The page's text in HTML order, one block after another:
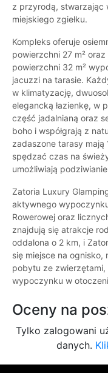
z przyrodą, stwarzając
miejskiego zgiełku.
Kompleks oferuje
powierzchni 27 m²
powierzchni 32 m²
jacuzzi na tarasie.
w klimatyzację,
elegancką łazienkę, w
część jadalnianą oraz
boho i współgrają z
zadaszone tarasy mają
spędzać czas na
umożliwiają
Zatoria Luxury
aktywnego
Rowerowej oraz
znajdują się atrakcje
oddalona o 2 km, i
się miejsce na
pobytu ze
wypoczynku w
Oceny na
Tylko zalogowani
danych.